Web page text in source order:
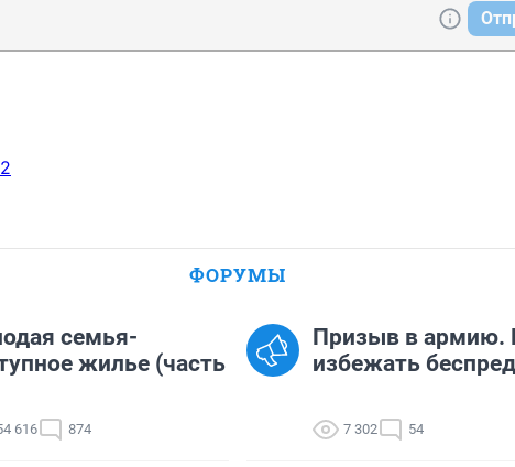
ФОРУМЫ
семья-
жилье (часть
616 874
Призыв в армию.
избежать
7 302 54